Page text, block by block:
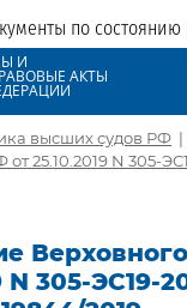
по состоянию
И
АКТЫ
высших судов РФ |
25.10.2019 N 305-
N 305-ЭС19-